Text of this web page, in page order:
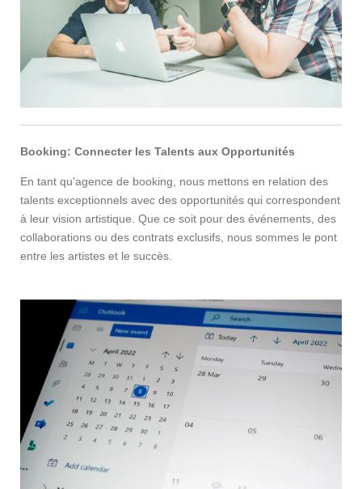
Booking: Connecter les Talents aux Opportunités
En tant qu'agence de booking, nous mettons en relation des
talents exceptionnels avec des opportunités qui correspondent
à leur vision artistique. Que ce soit pour des événements, des
collaborations ou des contrats exclusifs, nous sommes le pont
entre les artistes et le succès.